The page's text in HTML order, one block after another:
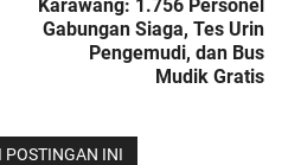
Karawang: 1.756 Personel
Gabungan Siaga, Tes Urin
Pengemudi, dan Bus
Mudik Gratis
POSTINGAN INI